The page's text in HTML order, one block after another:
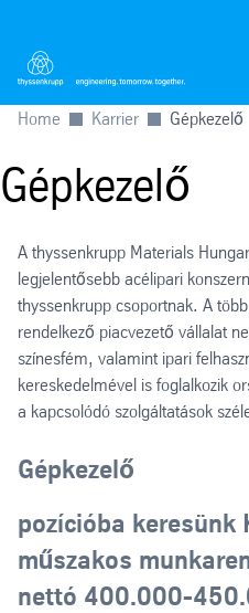
Home Karrier Gépkezelő
Gépkezelő
A thyssenkrupp Materials
legjelentősebb acélipari
thyssenkrupp csoportnak. A
rendelkező piacvezető vállalat
színesfém, valamint ipari
kereskedelmével is foglalkozik
a kapcsolódó szolgáltatások
Gépkezelő
pozícióba keresünk
műszakos
nettó 400.000-